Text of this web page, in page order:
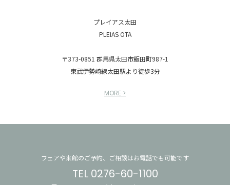
プレイアス太田
PLEIAS OTA
〒373-0851 群馬県太田市飯田町987-1
東武伊勢崎線太田駅より徒歩3分
MORE >
フェアや来館のご予約、ご相談はお電話でも可能です
TEL 0276-60-1100